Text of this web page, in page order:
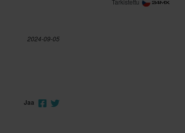
Tarkistettu
2024-09-05
Jaa